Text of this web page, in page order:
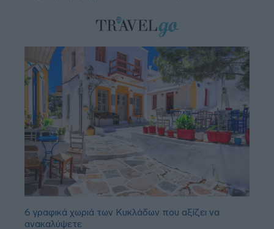
6 γραφικά χωριά των Κυκλάδων που αξίζει να
ανακαλύψετε